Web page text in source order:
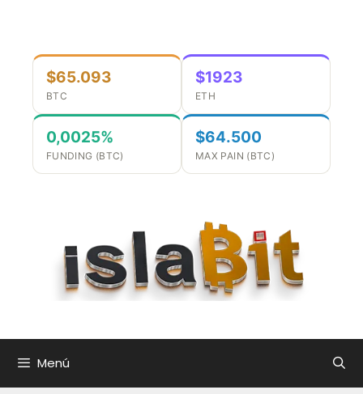
contenido
$65.093
BTC
$1923
ETH
0,0025%
FUNDING (BTC)
$64.500
MAX PAIN (BTC)
Menú